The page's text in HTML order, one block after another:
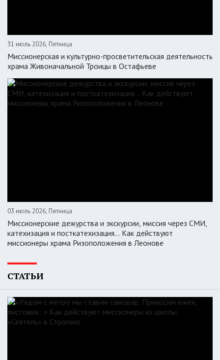
31 июль 2026, Пятница
Миссионерская и культурно-просветительская деятельность
храма Живоначальной Троицы в Остафьеве
03 июль 2026, Пятница
Миссионерские дежурства и экскурсии, миссия через СМИ,
катехизация и посткатехизация… Как действуют
миссионеры храма Ризоположения в Леонове
СТАТЬИ